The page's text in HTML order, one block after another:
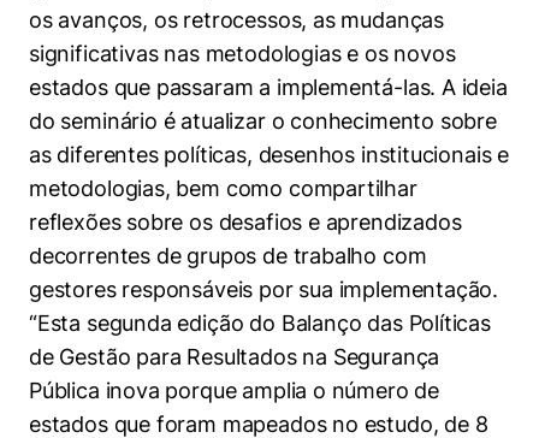
os avanços, os retrocessos, as mudanças
significativas nas metodologias e os novos
estados que passaram a implementá-las. A ideia
do seminário é atualizar o conhecimento sobre
as diferentes políticas, desenhos institucionais e
metodologias, bem como compartilhar
reflexões sobre os desafios e aprendizados
decorrentes de grupos de trabalho com
gestores responsáveis por sua implementação.
“Esta segunda edição do Balanço das Políticas
de Gestão para Resultados na Segurança
Pública inova porque amplia o número de
estados que foram mapeados no estudo, de 8